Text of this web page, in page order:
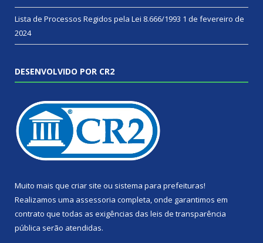
Lista de Processos Regidos pela Lei 8.666/1993 1 de fevereiro de
2024
DESENVOLVIDO POR CR2
Muito mais que criar site ou sistema para prefeituras!
Realizamos uma assessoria completa, onde garantimos em
contrato que todas as exigências das leis de transparência
pública serão atendidas.